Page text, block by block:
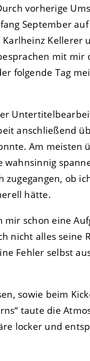
vorherige
September
Kellerer
mit mir
folgende Tag
anschließend
Am meisten
wahnsinnig
ob
hätte.
mir schon eine
nicht alles seine
Fehler selbst
sowie beim
taute die
locker und